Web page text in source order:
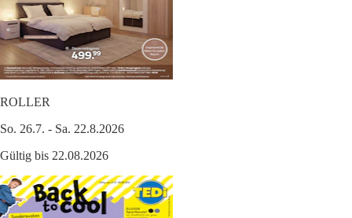
ROLLER
So. 26.7. - Sa. 22.8.2026
Gültig bis 22.08.2026